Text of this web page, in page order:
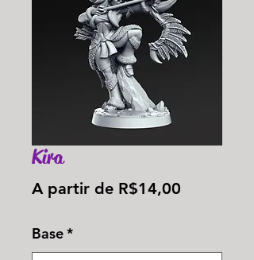
Kira
A partir de R$14,00
Base*